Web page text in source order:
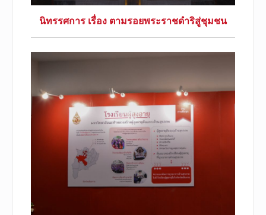
นิทรรศการ เรื่อง ตามรอยพระราชดำริสู่ชุมชน